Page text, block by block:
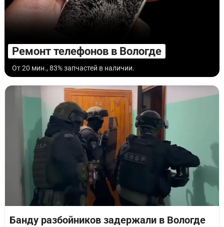
Ремонт телефонов в Вологде
От 20 мин., 83% запчастей в наличии.
Банду разбойников задержали в Вологде